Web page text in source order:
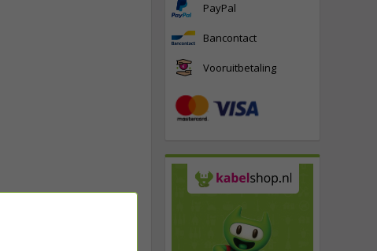
PayPal
Bancontact
Vooruitbetaling